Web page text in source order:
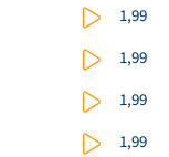
1,99
1,99
1,99
1,99